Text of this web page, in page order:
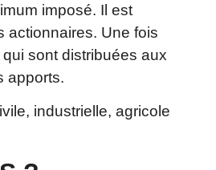
imposé. Il est
actionnaires. Une fois
sont distribuées aux
apports.
industrielle, agricole